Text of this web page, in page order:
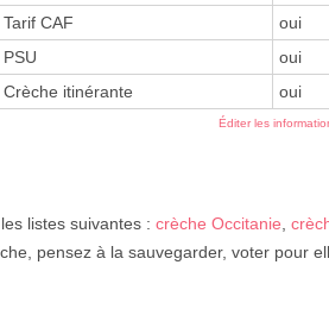
Tarif CAF
oui
PSU
oui
Crèche itinérante
oui
Éditer les
listes suivantes : crèche Occitanie,
pensez à la sauvegarder, voter pour